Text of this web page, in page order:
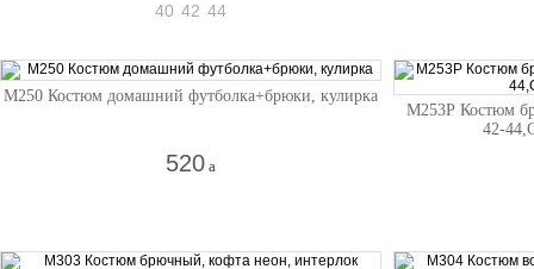
40 42 44
М250 Костюм домашний футболка+брюки, кулирка
520 a
М253Р Костюм
42-